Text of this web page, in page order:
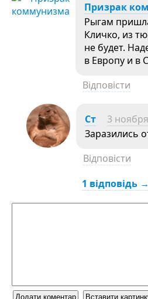
Призрак
Рыгам
Кличко, из
не будет.
в Европу и в
Відповісти
Ст 3
Заразились
Відповісти
1 відповідь →